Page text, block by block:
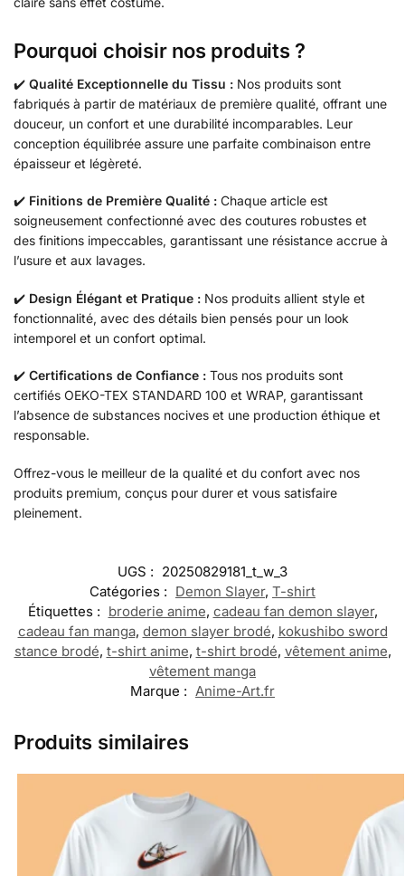
Pourquoi choisir nos produits ?
✔️ Qualité Exceptionnelle du Tissu : Nos produits sont
fabriqués à partir de matériaux de première qualité, offrant une
douceur, un confort et une durabilité incomparables. Leur
conception équilibrée assure une parfaite combinaison entre
épaisseur et légèreté.
✔️ Finitions de Première Qualité : Chaque article est
soigneusement confectionné avec des coutures robustes et
des finitions impeccables, garantissant une résistance accrue à
l’usure et aux lavages.
✔️ Design Élégant et Pratique : Nos produits allient style et
fonctionnalité, avec des détails bien pensés pour un look
intemporel et un confort optimal.
✔️ Certifications de Confiance : Tous nos produits sont
certifiés OEKO-TEX STANDARD 100 et WRAP, garantissant
l’absence de substances nocives et une production éthique et
responsable.
Offrez-vous le meilleur de la qualité et du confort avec nos
produits premium, conçus pour durer et vous satisfaire
pleinement.
UGS : 20250829181_t_w_3
Catégories : Demon Slayer, T-shirt
Étiquettes : broderie anime, cadeau fan demon slayer,
cadeau fan manga, demon slayer brodé, kokushibo sword
stance brodé, t-shirt anime, t-shirt brodé, vêtement anime,
vêtement manga
Marque : Anime-Art.fr
Produits similaires